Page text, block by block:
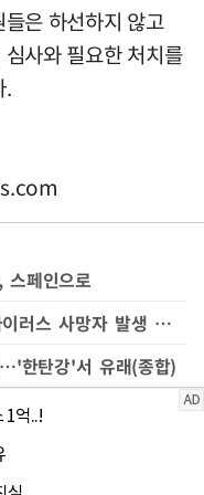
은 하선하지 않고
사와 필요한 처치를
.
페인으로
WHO, 대서양 크루즈선에서 한타바이러스 사망자 발생 확인
한탄강'서 유래(종합)